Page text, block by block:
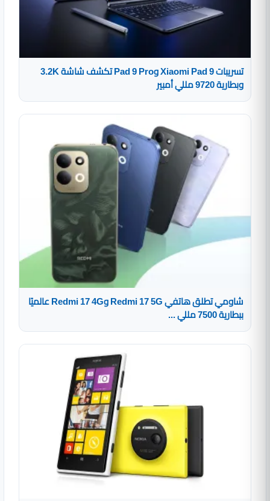
تسريبات Xiaomi Pad 9 وPad 9 Pro تكشف شاشة 3.2K
وبطارية 9720 مللي أمبير
شاومي تطلق هاتفي Redmi 17 5G وRedmi 17 4G عالميًا
ببطارية 7500 مللي ...